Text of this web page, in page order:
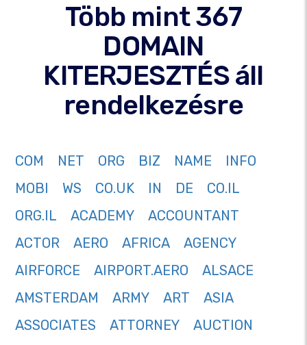
Több mint 367
DOMAIN
KITERJESZTÉS áll
rendelkezésre
COM NET ORG BIZ NAME
INFO
MOBI
WS CO.UK IN DE
CO.IL
ORG.IL
ACADEMY
ACCOUNTANT
ACTOR
AERO AFRICA
AGENCY
AIRFORCE
AIRPORT.AERO
ALSACE
AMSTERDAM
ARMY ART
ASIA
ASSOCIATES
ATTORNEY
AUCTION